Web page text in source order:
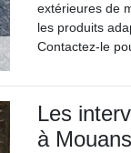
extérieures de
les produits
Contactez-le
Les
à